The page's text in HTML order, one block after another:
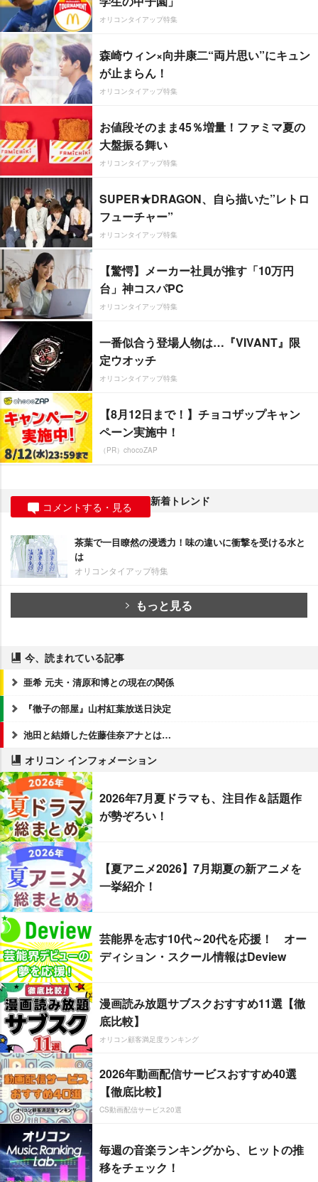
オリコンタイアップ特集
森崎ウィン×向井康二“両片思い”にキュン
が止まらん！
オリコンタイアップ特集
お値段そのまま45％増量！ファミマ夏の
大盤振る舞い
オリコンタイアップ特集
SUPER★DRAGON、自ら描いた”レトロ
フューチャー”
オリコンタイアップ特集
【驚愕】メーカー社員が推す「10万円
台」神コスパPC
オリコンタイアップ特集
一番似合う登場人物は…『VIVANT』限
定ウオッチ
オリコンタイアップ特集
【8月12日まで！】チョコザップキャン
ペーン実施中！
（PR）chocoZAP
コメントする・見る 新着トレンド
茶葉で一目瞭然の浸透力！味の違いに衝撃を受ける水と
は
オリコンタイアップ特集
もっと見る
今、読まれている記事
亜希 元夫・清原和博との現在の関係
『徹子の部屋』山村紅葉放送日決定
池田と結婚した佐藤佳奈アナとは…
オリコン インフォメーション
2026年7月夏ドラマも、注目作＆話題作
が勢ぞろい！
【夏アニメ2026】7月期夏の新アニメを
一挙紹介！
芸能界を志す10代～20代を応援！ オー
ディション・スクール情報はDeview
漫画読み放題サブスクおすすめ11選【徹
底比較】
オリコン顧客満足度ランキング
2026年動画配信サービスおすすめ40選
【徹底比較】
CS動画配信サービス20選
毎週の音楽ランキングから、ヒットの推
移をチェック！